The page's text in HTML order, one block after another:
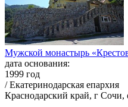
Мужской монастырь
дата основания:
1999 год
/ Екатеринодарская епархия
Краснодарский край, г